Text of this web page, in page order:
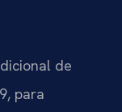
de
para